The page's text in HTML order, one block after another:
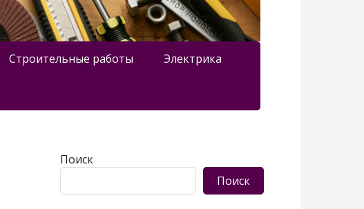
Строительные работы Электрика
Поиск
Поиск